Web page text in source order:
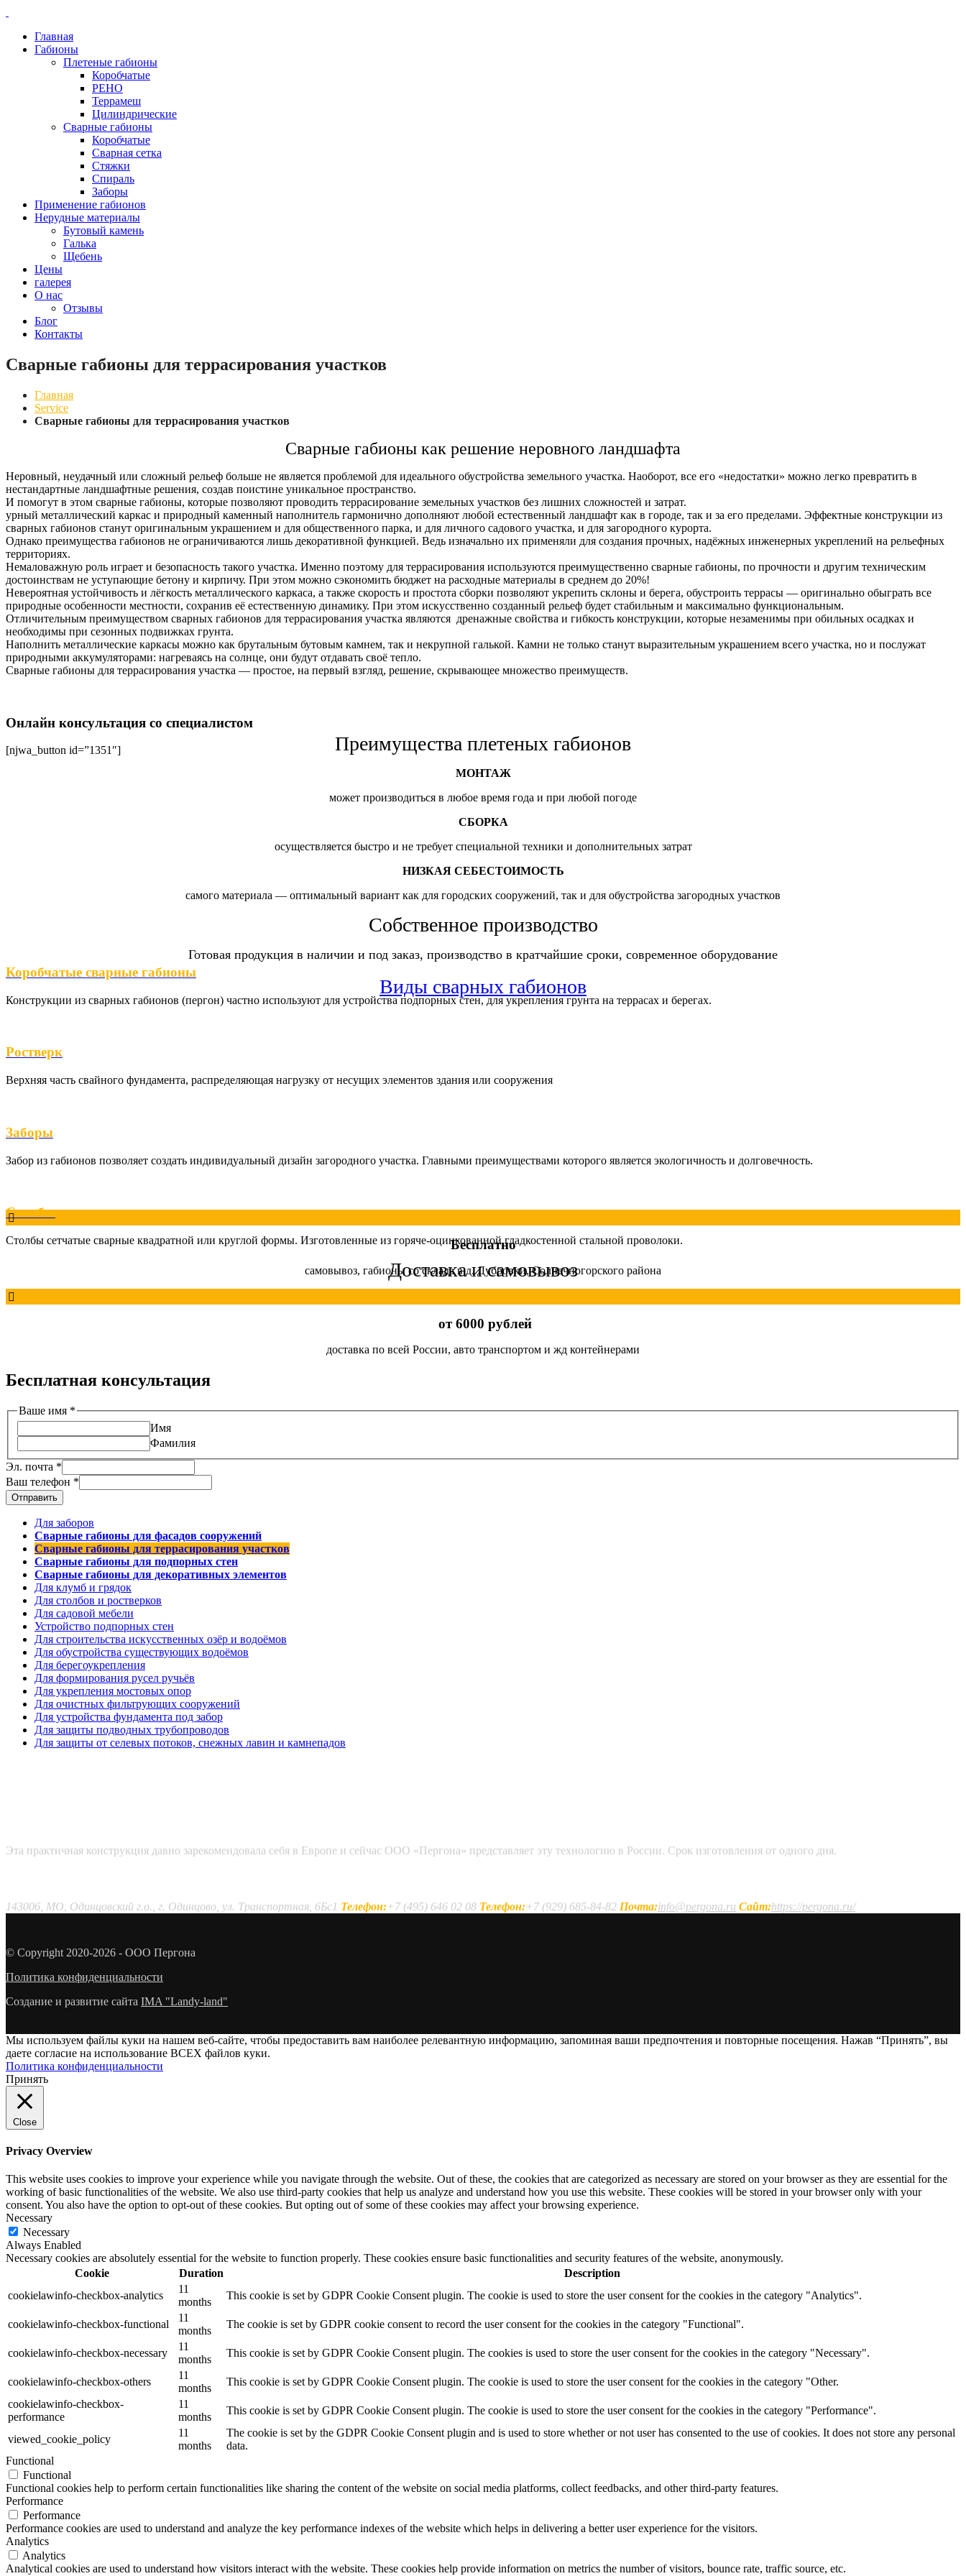
Главная
Габионы
Плетеные габионы
Коробчатые
РЕНО
Террамеш
Цилиндрические
Сварные габионы
Коробчатые
Сварная сетка
Стяжки
Спираль
Заборы
Применение габионов
Нерудные материалы
Бутовый камень
Галька
Щебень
Цены
галерея
О нас
Отзывы
Блог
Контакты
Сварные габионы для террасирования участков
Главная
Service
Сварные габионы для террасирования участков
Сварные габионы как решение неровного ландшафта
Неровный, неудачный или сложный рельеф больше не является проблемой для идеального обустройства земельного участка. Наоборот, все его «недостатки» можно легко превратить в
нестандартные ландшафтные решения, создав поистине уникальное пространство.
И помогут в этом сварные габионы, которые позволяют проводить террасирование земельных участков без лишних сложностей и затрат.
урный металлический каркас и природный каменный наполнитель гармонично дополняют любой естественный ландшафт как в городе, так и за его пределами. Эффектные конструкции из
сварных габионов станут оригинальным украшением и для общественного парка, и для личного садового участка, и для загородного курорта.
Однако преимущества габионов не ограничиваются лишь декоративной функцией. Ведь изначально их применяли для создания прочных, надёжных инженерных укреплений на рельефных
территориях.
Немаловажную роль играет и безопасность такого участка. Именно поэтому для террасирования используются преимущественно сварные габионы, по прочности и другим техническим
достоинствам не уступающие бетону и кирпичу. При этом можно сэкономить бюджет на расходные материалы в среднем до 20%!
Невероятная устойчивость и лёгкость металлического каркаса, а также скорость и простота сборки позволяют укрепить склоны и берега, обустроить террасы — оригинально обыграть все
природные особенности местности, сохранив её естественную динамику. При этом искусственно созданный рельеф будет стабильным и максимально функциональным.
Отличительным преимуществом сварных габионов для террасирования участка являются дренажные свойства и гибкость конструкции, которые незаменимы при обильных осадках и
необходимы при сезонных подвижках грунта.
Наполнить металлические каркасы можно как брутальным бутовым камнем, так и некрупной галькой. Камни не только станут выразительным украшением всего участка, но и послужат
природными аккумуляторами: нагреваясь на солнце, они будут отдавать своё тепло.
Сварные габионы для террасирования участка — простое, на первый взгляд, решение, скрывающее множество преимуществ.
Онлайн консультация со специалистом
[njwa_button id=”1351″] Преимущества плетеных габионов
МОНТАЖ
может производиться в любое время года и при любой погоде
СБОРКА
осуществляется быстро и не требует специальной техники и дополнительных затрат
НИЗКАЯ СЕБЕСТОИМОСТЬ
самого материала — оптимальный вариант как для городских сооружений, так и для обустройства загородных участков
Собственное производство
Готовая продукция в наличии и под заказ, производство в кратчайшие сроки, современное оборудование
Виды сварных габионов
Коробчатые сварные габионы
Конструкции из сварных габионов (пергон) частно используют для устройства подпорных стен, для укрепления грунта на террасах и берегах.
Ростверк
Верхняя часть свайного фундамента, распределяющая нагрузку от несущих элементов здания или сооружения
Заборы
Забор из габионов позволяет создать индивидуальный дизайн загородного участка. Главными преимуществами которого является экологичность и долговечность.
Столбы
Столбы сетчатые сварные квадратной или круглой формы. Изготовленные из горяче-оцинкованной гладкостенной стальной проволоки.
Доставка и самовывоз
Бесплатно
самовывоз, габионы со склада в д. Дубровки, Солнечногорского района
от 6000 рублей
доставка по всей России, авто транспортом и жд контейнерами
Бесплатная консультация
Ваше имя *
Имя
Фамилия
Эл. почта *
Ваш телефон *
Отправить
Для заборов
Сварные габионы для фасадов сооружений
Сварные габионы для террасирования участков
Сварные габионы для подпорных стен
Сварные габионы для декоративных элементов
Для клумб и грядок
Для столбов и ростверков
Для садовой мебели
Устройство подпорных стен
Для строительства искусственных озёр и водоёмов
Для обустройства существующих водоёмов
Для берегоукрепления
Для формирования русел ручьёв
Для укрепления мостовых опор
Для очистных фильтрующих сооружений
Для устройства фундамента под забор
Для защиты подводных трубопроводов
Для защиты от селевых потоков, снежных лавин и камнепадов
Эта практичная конструкция давно зарекомендовала себя в Европе и сейчас ООО «Пергона» представляет эту технологию в России. Срок изготовления от одного дня.
143006, МО, Одинцовский г.о., г. Одинцово, ул. Транспортная, 6Бс1 Телефон:+7 (495) 646 02 08 Телефон:+7 (929) 685-84-82 Почта:info@pergona.ru Сайт:https://pergona.ru/
© Copyright 2020-2026 - ООО Пергона
Политика конфиденциальности
Создание и развитие сайта IMA "Landy-land"
Мы используем файлы куки на нашем веб-сайте, чтобы предоставить вам наиболее релевантную информацию, запоминая ваши предпочтения и повторные посещения. Нажав “Принять”, вы
даете согласие на использование ВСЕХ файлов куки.
Политика конфиденциальности
Принять
Close
Privacy Overview
This website uses cookies to improve your experience while you navigate through the website. Out of these, the cookies that are categorized as necessary are stored on your browser as they are essential for the
working of basic functionalities of the website. We also use third-party cookies that help us analyze and understand how you use this website. These cookies will be stored in your browser only with your
consent. You also have the option to opt-out of these cookies. But opting out of some of these cookies may affect your browsing experience.
Necessary
Necessary
Always Enabled
Necessary cookies are absolutely essential for the website to function properly. These cookies ensure basic functionalities and security features of the website, anonymously.
Cookie
Duration
Description
cookielawinfo-checkbox-analytics
11
months
This cookie is set by GDPR Cookie Consent plugin. The cookie is used to store the user consent for the cookies in the category "Analytics".
cookielawinfo-checkbox-functional
11
months
The cookie is set by GDPR cookie consent to record the user consent for the cookies in the category "Functional".
cookielawinfo-checkbox-necessary
11
months
This cookie is set by GDPR Cookie Consent plugin. The cookies is used to store the user consent for the cookies in the category "Necessary".
cookielawinfo-checkbox-others
11
months
This cookie is set by GDPR Cookie Consent plugin. The cookie is used to store the user consent for the cookies in the category "Other.
cookielawinfo-checkbox-
performance
11
months
This cookie is set by GDPR Cookie Consent plugin. The cookie is used to store the user consent for the cookies in the category "Performance".
viewed_cookie_policy
11
months
The cookie is set by the GDPR Cookie Consent plugin and is used to store whether or not user has consented to the use of cookies. It does not store any personal
data.
Functional
Functional
Functional cookies help to perform certain functionalities like sharing the content of the website on social media platforms, collect feedbacks, and other third-party features.
Performance
Performance
Performance cookies are used to understand and analyze the key performance indexes of the website which helps in delivering a better user experience for the visitors.
Analytics
Analytics
Analytical cookies are used to understand how visitors interact with the website. These cookies help provide information on metrics the number of visitors, bounce rate, traffic source, etc.